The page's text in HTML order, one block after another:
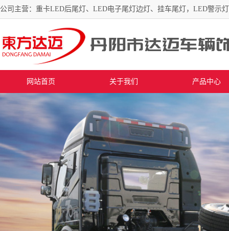
公司主营：重卡LED后尾灯、LED电子尾灯边灯、挂车尾灯，LED警示
网站首页 关于我们 产品中心